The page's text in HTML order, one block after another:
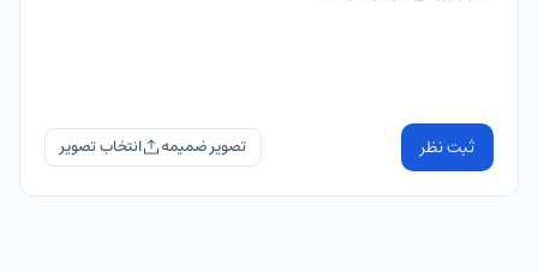
ثبت نظر تصویر ضمیمه